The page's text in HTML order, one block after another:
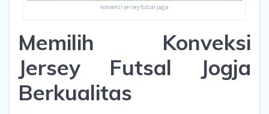
konveksi jersey futsal jogja
Memilih Konveksi
Jersey Futsal Jogja
Berkualitas